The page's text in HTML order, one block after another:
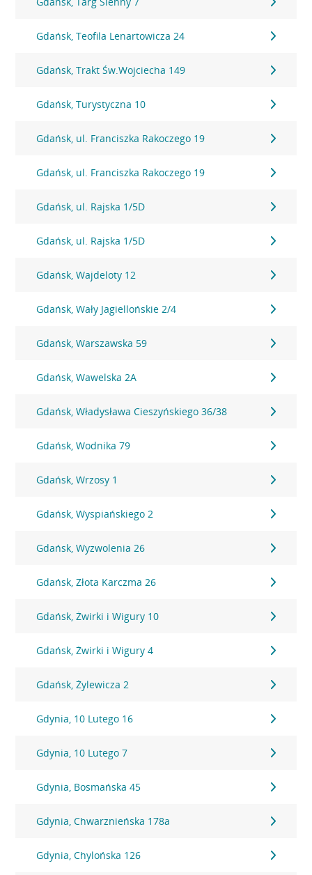
Gdańsk, Teofila Lenartowicza 24
Gdańsk, Trakt Św.Wojciecha 149
Gdańsk, Turystyczna 10
Gdańsk, ul. Franciszka Rakoczego 19
Gdańsk, ul. Franciszka Rakoczego 19
Gdańsk, ul. Rajska 1/5D
Gdańsk, ul. Rajska 1/5D
Gdańsk, Wajdeloty 12
Gdańsk, Wały Jagiellońskie 2/4
Gdańsk, Warszawska 59
Gdańsk, Wawelska 2A
Gdańsk, Władysława Cieszyńskiego 36/38
Gdańsk, Wodnika 79
Gdańsk, Wrzosy 1
Gdańsk, Wyspiańskiego 2
Gdańsk, Wyzwolenia 26
Gdańsk, Złota Karczma 26
Gdańsk, Żwirki i Wigury 10
Gdańsk, Żwirki i Wigury 4
Gdańsk, Żylewicza 2
Gdynia, 10 Lutego 16
Gdynia, 10 Lutego 7
Gdynia, Bosmańska 45
Gdynia, Chwarznieńska 178a
Gdynia, Chylońska 126